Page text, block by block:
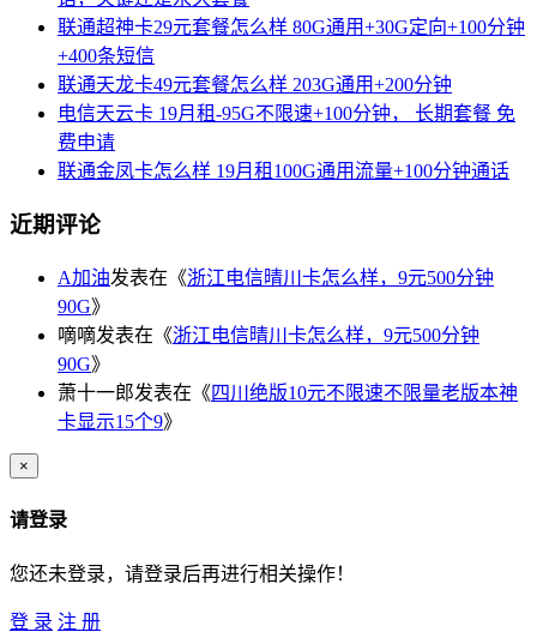
联通超神卡29元套餐怎么样 80G通用+30G定向+100分钟
+400条短信
联通天龙卡49元套餐怎么样 203G通用+200分钟
电信天云卡 19月租-95G不限速+100分钟， 长期套餐 免
费申请
联通金凤卡怎么样 19月租100G通用流量+100分钟通话
近期评论
A加油发表在《浙江电信晴川卡怎么样，9元500分钟
90G》
嘀嘀发表在《浙江电信晴川卡怎么样，9元500分钟
90G》
萧十一郎发表在《四川绝版10元不限速不限量老版本神
卡显示15个9》
×
请登录
您还未登录，请登录后再进行相关操作！
登 录 注 册